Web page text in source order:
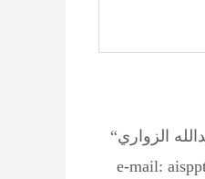
الزواري“